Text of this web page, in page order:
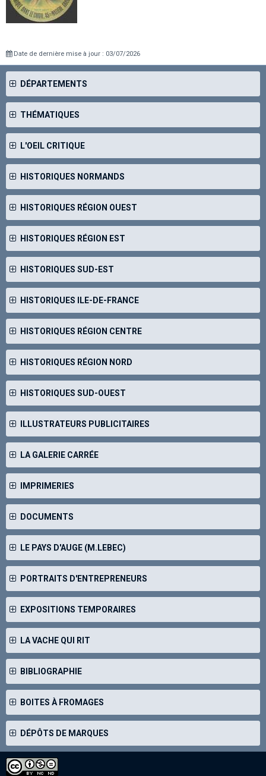
Date de dernière mise à jour : 03/07/2026
DÉPARTEMENTS
THÉMATIQUES
L'OEIL CRITIQUE
HISTORIQUES NORMANDS
HISTORIQUES RÉGION OUEST
HISTORIQUES RÉGION EST
HISTORIQUES SUD-EST
HISTORIQUES ILE-DE-FRANCE
HISTORIQUES RÉGION CENTRE
HISTORIQUES RÉGION NORD
HISTORIQUES SUD-OUEST
ILLUSTRATEURS PUBLICITAIRES
LA GALERIE CARRÉE
IMPRIMERIES
DOCUMENTS
LE PAYS D'AUGE (M.LEBEC)
PORTRAITS D'ENTREPRENEURS
EXPOSITIONS TEMPORAIRES
LA VACHE QUI RIT
BIBLIOGRAPHIE
BOITES À FROMAGES
DÉPÔTS DE MARQUES